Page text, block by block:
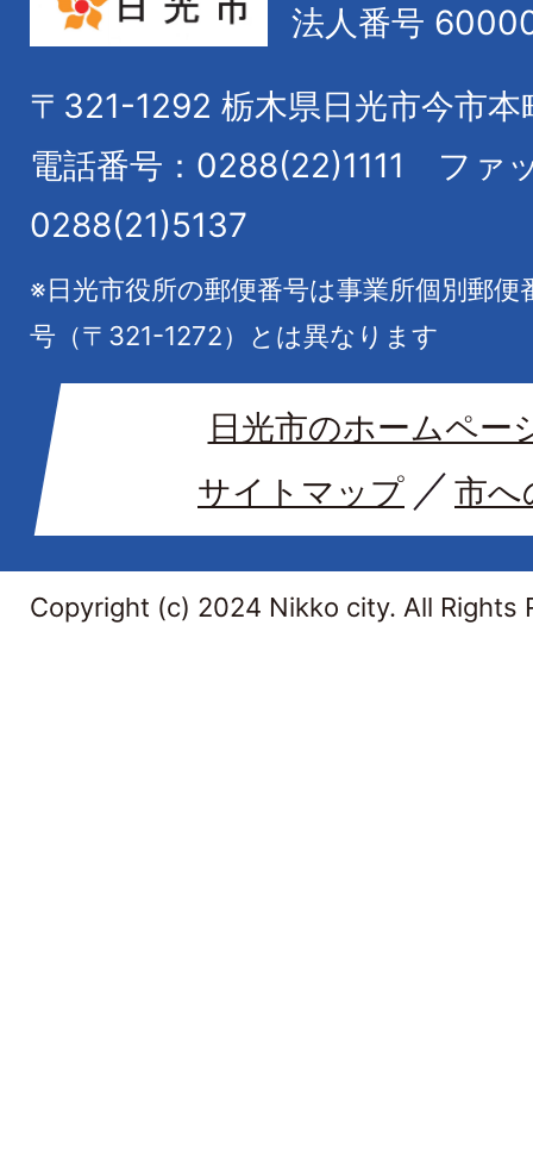
法人番号
〒321-1292 栃木県日光市今市本
電話番号：0288(22)1111
ファ
0288(21)5137
※日光市役所の郵便番号は事業所個別郵
号（〒321-1272）とは異なります
日光市のホームペー
サイトマップ
市へ
Copyright (c) 2024 Nikko city. All Rights